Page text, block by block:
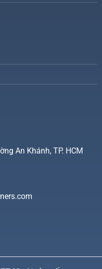
An Khánh, TP. HCM